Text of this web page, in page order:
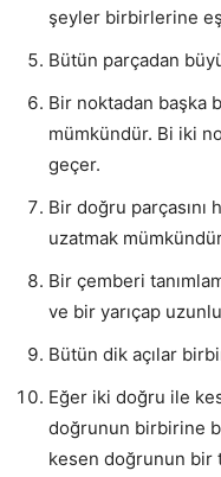
şeyler birbirlerine
Bütün parçadan
Bir noktadan başka
mümkündür. Bi iki
geçer.
Bir doğru
uzatmak
Bir çemberi
ve bir yarıçap
Bütün dik açılar
Eğer iki doğru ile
doğrunun birbirine
kesen doğrunun bir